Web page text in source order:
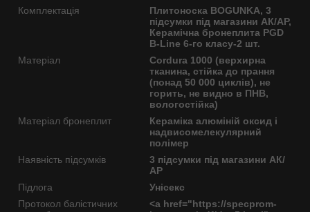
Комплектація
Плитоноска BOGUNKA, 3
підсумки під магазини АК/АР,
Керамічна бронеплита PGD
B-Line 6-го класу-2 шт.
Матеріал
Cordura 1000 (верхирна
тканина, стійка до прання
(понад 50 000 циклів), не
горить, не видно в ПНВ,
вологостійка)
Матеріал бронеплит
Кераміка алюміній оксид і
надвисомелекулярний
полімер
Наявність підсумків
3 підсумки під магазини АК/
АР
Підлога
Унісекс
Протокол балістичних
<a href="https://specprom-